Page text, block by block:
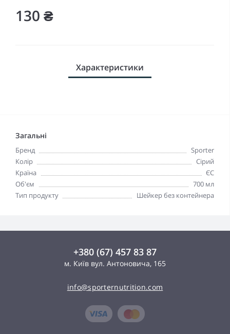
130 ₴
Характеристики
Загальні
Бренд
Sporter
Колір
Сірий
Країна
ЄС
Об'єм
700 мл
Тип продукту
Шейкер без контейнера
+380 (67) 457 83 87
м. Київ вул. Антоновича, 165
info@sporternutrition.com